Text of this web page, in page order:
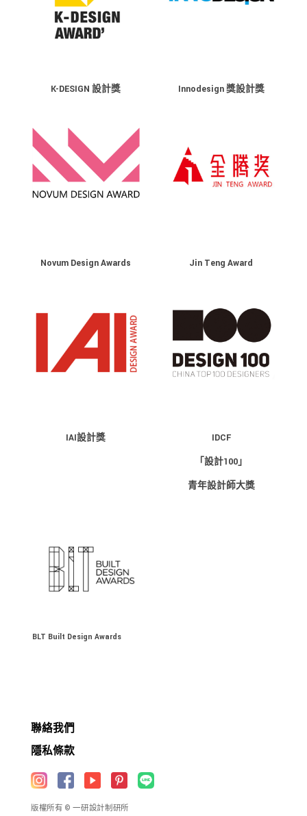
K-DESIGN 設計獎 Innodesign 獎設計獎
Novum Design Awards Jin Teng Award
IAI設計獎
IDCF
「設計100」
青年設計師大獎
BLT Built Design Awards
聯絡我們
隱私條款
版權所有 © 一研設計制研所